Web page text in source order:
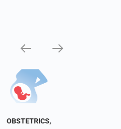
OBSTETRICS,